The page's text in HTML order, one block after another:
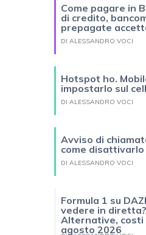
Come pagare in
di credito,
prepagate
DI ALESSANDRO VOCI
Hotspot ho.
impostarlo sul
DI ALESSANDRO VOCI
Avviso di
come disattivarlo
DI ALESSANDRO VOCI
Formula 1 su
vedere in diretta?
Alternative, costi
agosto 2026